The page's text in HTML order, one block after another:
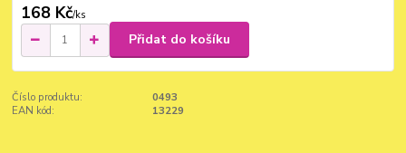
168 Kč/ks
Přidat do košíku
Číslo produktu:
0493
EAN kód:
13229